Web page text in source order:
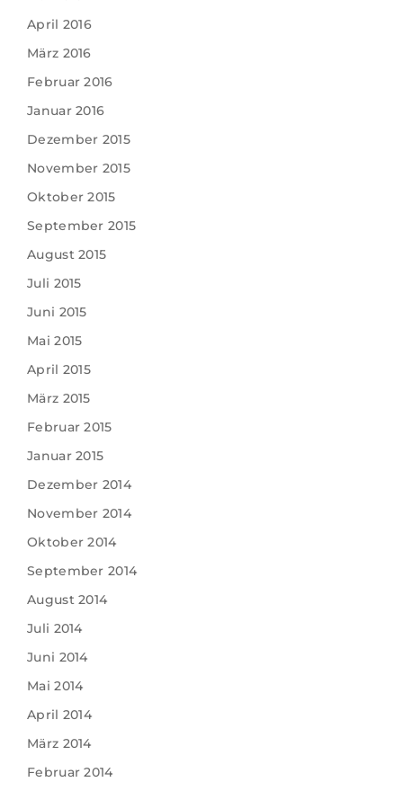
April 2016
März 2016
Februar 2016
Januar 2016
Dezember 2015
November 2015
Oktober 2015
September 2015
August 2015
Juli 2015
Juni 2015
Mai 2015
April 2015
März 2015
Februar 2015
Januar 2015
Dezember 2014
November 2014
Oktober 2014
September 2014
August 2014
Juli 2014
Juni 2014
Mai 2014
April 2014
März 2014
Februar 2014